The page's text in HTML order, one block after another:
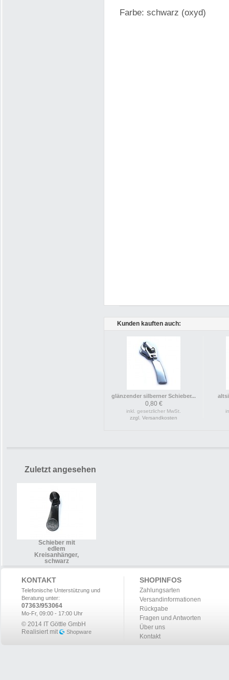
Farbe: schwarz (oxyd)
Kunden kauften auch:
glänzender silberner Schieber...
0,80 €
inkl. gesetzlicher MwSt.
zzgl. Versandkosten
Zuletzt angesehen
Schieber mit
edlem
Kreisanhänger,
schwarz
KONTAKT
Telefonische Unterstützung und
Beratung unter:
07363/953064
Mo-Fr, 09:00 - 17:00 Uhr
© 2014 IT Göttle GmbH
Realisiert mit
Shopware
SHOPINFOS
Zahlungsarten
Versandinformationen
Rückgabe
Fragen und Antworten
Über uns
Kontakt